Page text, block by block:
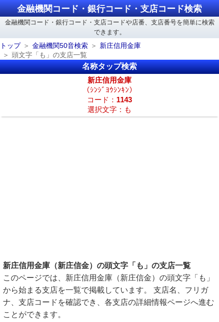
金融機関コード・銀行コード・支店コード検索
金融機関コード・銀行コード・支店コードや店番、支店番号を簡単に検索
できます。
トップ
金融機関50音検索
新庄信用金庫
頭文字「も」の支店一覧
名称タップ検索
新庄信用金庫
（ｼﾝｼﾞﾖｳｼﾝｷﾝ）
コード： 1143
選択文字：も
新庄信用金庫（新庄信金）の頭文字「も」の支店一覧
このページでは、新庄信用金庫（新庄信金）の頭文字「も」
から始まる支店を一覧で掲載しています。 支店名、フリガ
ナ、支店コードを確認でき、各支店の詳細情報ページへ進む
ことができます。